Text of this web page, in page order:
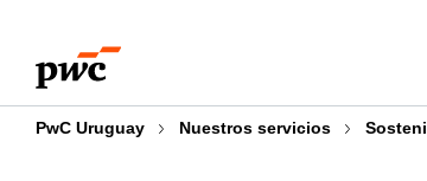
content
footer
PwC Uruguay Nuestros servicios